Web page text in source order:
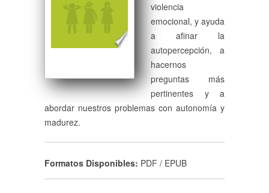
violencia
emocional, y ayuda
a afinar la
autopercepción, a
hacernos
preguntas más
pertinentes y a
abordar nuestros problemas con autonomía y
madurez.
Formatos Disponibles: PDF / EPUB